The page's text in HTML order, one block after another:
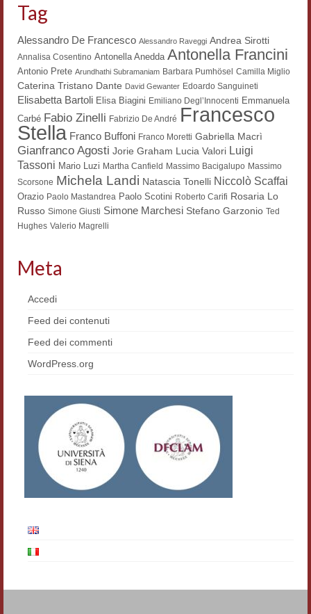
Tag
Alessandro De Francesco Alessandro Raveggi Andrea Sirotti
Annalisa Cosentino Antonella Anedda Antonella Francini
Antonio Prete Arundhathi Subramaniam Barbara Pumhösel Camilla Miglio
Caterina Tristano Dante David Gewanter Edoardo Sanguineti
Elisabetta Bartoli Elisa Biagini Emiliano Degl’Innocenti Emmanuela
Carbé Fabio Zinelli Fabrizio De André Francesco
Stella Franco Buffoni Franco Moretti Gabriella Macrì
Gianfranco Agosti Jorie Graham Lucia Valori Luigi
Tassoni Mario Luzi Martha Canfield Massimo Bacigalupo Massimo
Scorsone Michela Landi Natascia Tonelli Niccolò Scaffai
Orazio Paolo Mastandrea Paolo Scotini Roberto Carifi Rosaria Lo
Russo Simone Giusti Simone Marchesi Stefano Garzonio Ted
Hughes Valerio Magrelli
Meta
Accedi
Feed dei contenuti
Feed dei commenti
WordPress.org